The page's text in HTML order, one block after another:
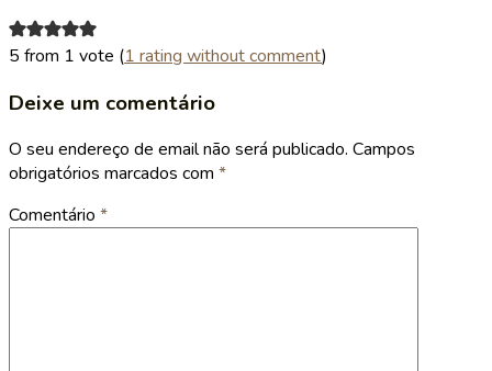
5 from 1 vote (1 rating without comment)
Deixe um comentário
O seu endereço de email não será publicado. Campos
obrigatórios marcados com *
Comentário *